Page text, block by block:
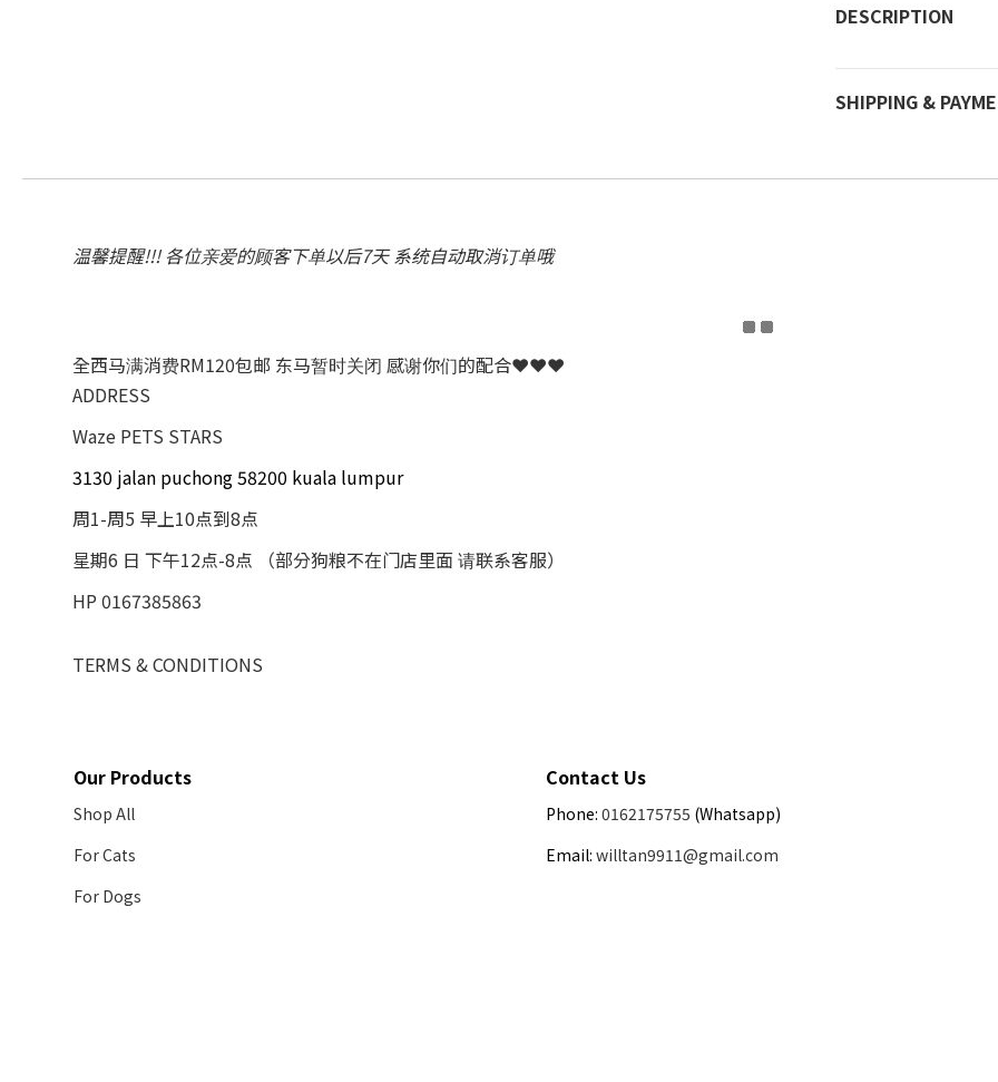
DESCRIPTION
SHIPPING &
温馨提醒!!! 各位亲爱的顾客下单以后7天 系统自动取消订单哦
全西马满消费RM120包邮 东马暂时关闭 感谢你们的配合❤❤❤
ADDRESS
Waze PETS STARS
3130 jalan puchong 58200 kuala lumpur
周1-周5 早上10点到8点
星期6 日 下午12点-8点 （部分狗粮不在门店里面 请联系客服）
HP 0167385863
TERMS & CONDITIONS
Our Products
Shop All
For Cats
For Dogs
Contact Us
Phone: 0162175755 (Whatsapp)
Email: willtan9911@gmail.com